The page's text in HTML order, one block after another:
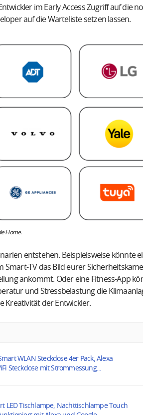
im Early Access Zugriff auf die
auf die Warteliste setzen lassen.
Home.
entstehen. Beispielsweise könnte
Smart-TV das Bild eurer
ankommt. Oder eine Fitness-App
und Stressbelastung die
Kreativität der Entwickler.
WLAN Steckdose 4er Pack, Alexa
Steckdose mit Strommessung...
LED Tischlampe, Nachttischlampe Touch